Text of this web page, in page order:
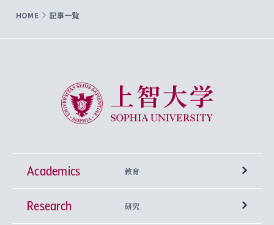
HOME 記事一覧
上智大学 Sophia University
Academics 教育
学部
Research 研究